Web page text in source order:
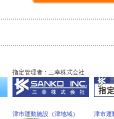
指定管理者：三幸株式会社